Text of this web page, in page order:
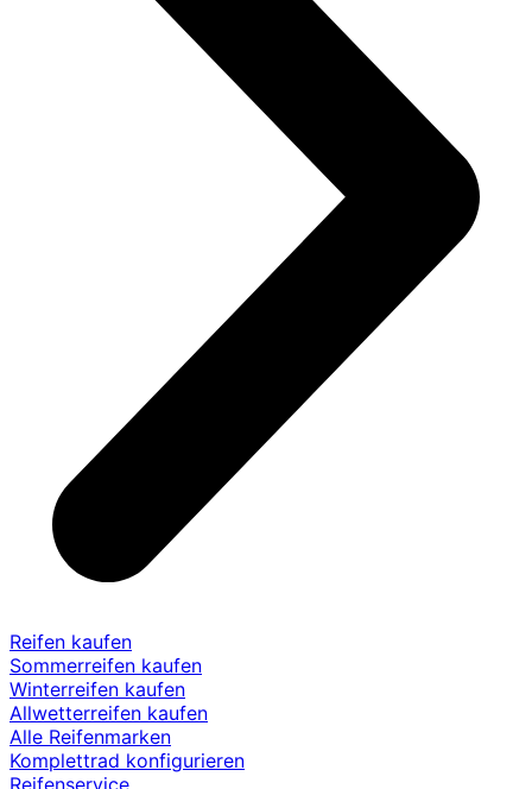
Reifen kaufen
Sommerreifen kaufen
Winterreifen kaufen
Allwetterreifen kaufen
Alle Reifenmarken
Komplettrad konfigurieren
Reifenservice